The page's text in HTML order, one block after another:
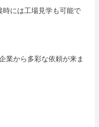
時には工場見学も可能で
業から多彩な依頼が来ま